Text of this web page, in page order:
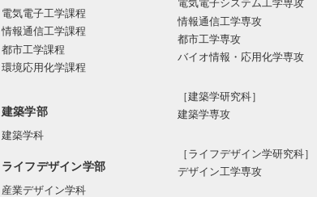
電気電子工学課程
情報通信工学課程
都市工学課程
環境応用化学課程
建築学部
建築学科
ライフデザイン学部
産業デザイン学科
電気電⼦システム⼯学専攻
情報通信⼯学専攻
都市⼯学専攻
バイオ情報・応⽤化学専攻
［建築学研究科］
建築学専攻
［ライフデザイン学研究科］
デザイン工学専攻